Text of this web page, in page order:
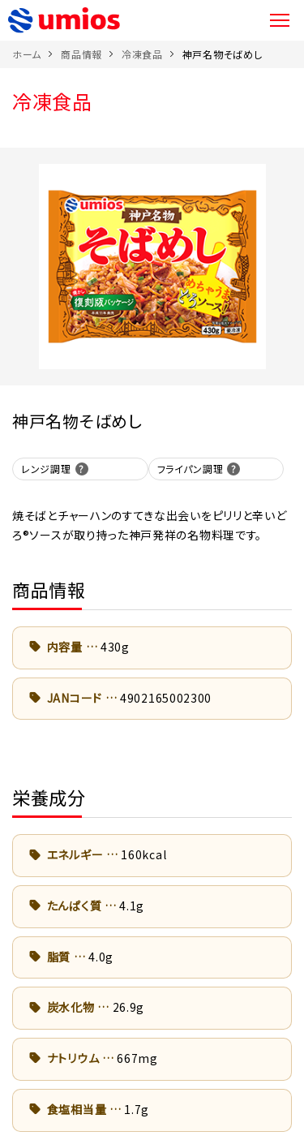
ホーム 商品情報 冷凍食品 神戸名物そばめし
冷凍食品
神戸名物そばめし
レンジ調理 フライパン調理
焼そばとチャーハンのすてきな出会いをピリリと辛いど
ろ®ソースが取り持った神戸発祥の名物料理です。
商品情報
内容量 430g
JANコード 4902165002300
栄養成分
エネルギー 160kcal
たんぱく質 4.1g
脂質 4.0g
炭水化物 26.9g
ナトリウム 667mg
食塩相当量 1.7g